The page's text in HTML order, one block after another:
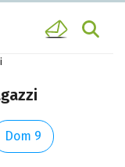
Dom 9